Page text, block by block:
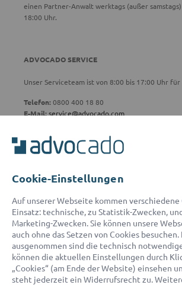
einen Partner-Anwalt werktags (außer
18:00 Uhr.
ADVOCADO SERVICE
Unser Serviceteam ist von 8:00 bis 17:00 Uhr für
Telefon:0800 400 18 80
E-Mail:service@advocado.com
© 2026 advocado - einfach online den passenden
Auszeichnungen:
Cookie-Einstellungen
Auf unserer Webseite kommen verschiedene
Einsatz: technische, zu Statistik-Zwecken,
Marketing-Zwecken. Sie können unsere
auch ohne das Setzen von Cookies besuchen.
ausgenommen sind die technisch
können die aktuellen Einstellungen durch
„Cookies“ (am Ende der Website) einsehen
steht jederzeit ein Widerrufsrecht zu.